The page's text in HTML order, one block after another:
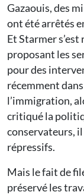
Gazaouis, des
ont été arrêtés
Et Starmer
proposant les
pour des
récemment
l’immigration,
critiqué la
conservateurs,
répressifs.
Mais le fait de
préservé les